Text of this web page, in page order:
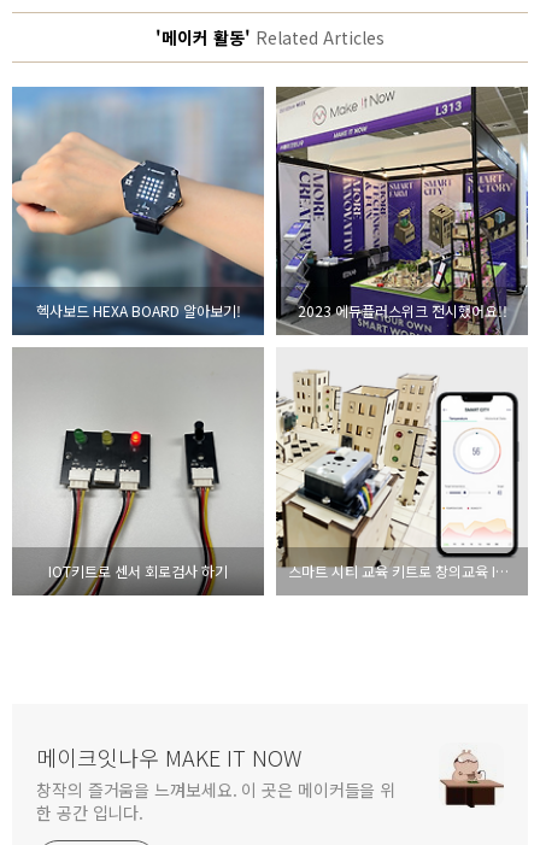
'메이커 활동' Related Articles
헥사보드 HEXA BOARD 알아보기! 2023 에듀플러스위크 전시했어요!!
IOT키트로 센서 회로검사 하기 스마트 시티 교육 키트로 창의교육 IoT교육을 시작해보세요
메이크잇나우 MAKE IT NOW
창작의 즐거움을 느껴보세요. 이 곳은 메이커들을 위
한 공간 입니다.